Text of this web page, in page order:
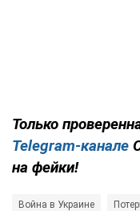
Только
Telegram-канале
на фейки!
Война в Украине